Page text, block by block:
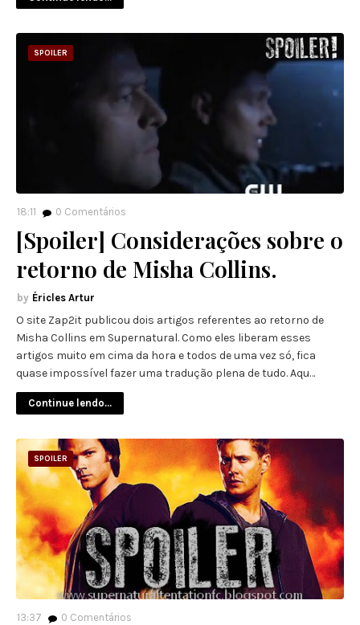
SPOILER
18:11 0 Comentários
[Spoiler] Considerações sobre o
retorno de Misha Collins.
Éricles Artur
O site Zap2it publicou dois artigos referentes ao retorno de
Misha Collins em Supernatural. Como eles liberam esses
artigos muito em cima da hora e todos de uma vez só, fica
quase impossível fazer uma tradução plena de tudo. Aqu…
Continue lendo...
SPOILER
13:37 0 Comentários